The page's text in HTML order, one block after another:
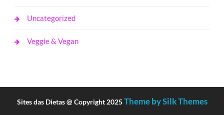
Uncategorized
Veggie & Vegan
Sites das Dietas @ Copyright 2025Theme by Silk Themes